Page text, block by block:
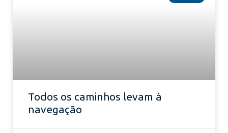
Todos os caminhos levam à
navegação